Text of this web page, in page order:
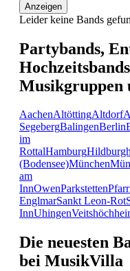
Anzeigen
Leider keine Bands
Partybands,
Musikgruppen
AachenAltöttingAltdorf
SegebergBalingenBerlin
im
RottalHamburg
(Bodensee)München
am
InnOwenParkstetten
EnglmarSankt Leon-Rot
InnUhingen
Die neuesten
bei MusikVilla